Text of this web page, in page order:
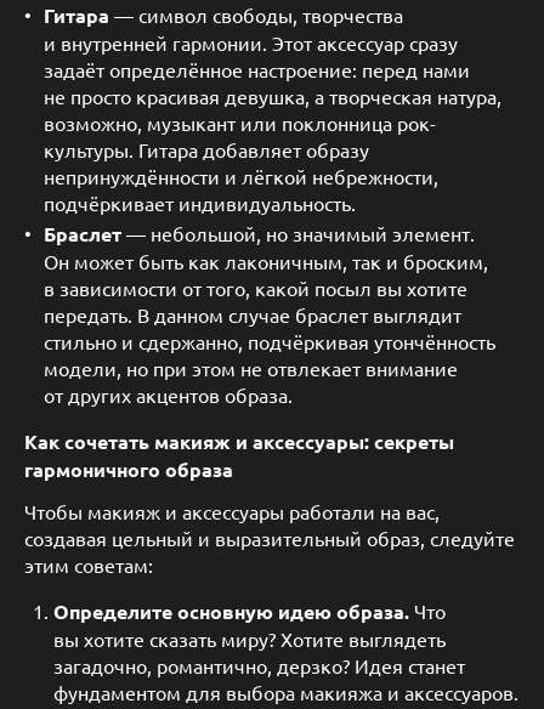
Гитара — символ свободы, творчества
и внутренней гармонии. Этот аксессуар сразу
задаёт определённое настроение: перед нами
не просто красивая девушка, а творческая натура,
возможно, музыкант или поклонница рок-
культуры. Гитара добавляет образу
непринуждённости и лёгкой небрежности,
подчёркивает индивидуальность.
Браслет — небольшой, но значимый элемент.
Он может быть как лаконичным, так и броским,
в зависимости от того, какой посыл вы хотите
передать. В данном случае браслет выглядит
стильно и сдержанно, подчёркивая утончённость
модели, но при этом не отвлекает внимание
от других акцентов образа.
Как сочетать макияж и аксессуары: секреты
гармоничного образа
Чтобы макияж и аксессуары работали на вас,
создавая цельный и выразительный образ, следуйте
этим советам:
Определите основную идею образа. Что
вы хотите сказать миру? Хотите выглядеть
загадочно, романтично, дерзко? Идея станет
фундаментом для выбора макияжа и аксессуаров.